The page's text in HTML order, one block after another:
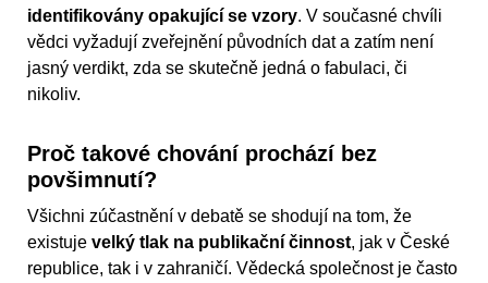
identifikovány opakující se vzory. V současné chvíli
vědci vyžadují zveřejnění původních dat a zatím není
jasný verdikt, zda se skutečně jedná o fabulaci, či
nikoliv.
Proč takové chování prochází bez
povšimnutí?
Všichni zúčastnění v debatě se shodují na tom, že
existuje velký tlak na publikační činnost, jak v České
republice, tak i v zahraničí. Vědecká společnost je často